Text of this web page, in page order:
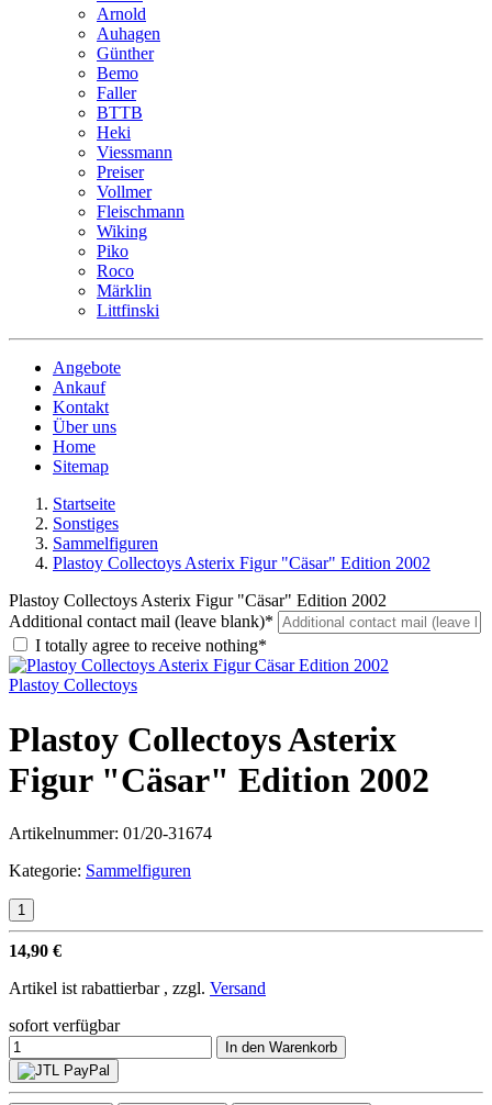
Arnold
Auhagen
Günther
Bemo
Faller
BTTB
Heki
Viessmann
Preiser
Vollmer
Fleischmann
Wiking
Piko
Roco
Märklin
Littfinski
Angebote
Ankauf
Kontakt
Über uns
Home
Sitemap
Startseite
Sonstiges
Sammelfiguren
Plastoy Collectoys Asterix Figur "Cäsar" Edition 2002
Plastoy Collectoys Asterix Figur "Cäsar" Edition 2002
Additional contact mail (leave blank)*
I totally agree to receive nothing*
Plastoy Collectoys
Plastoy Collectoys Asterix
Figur "Cäsar" Edition 2002
Artikelnummer: 01/20-31674
Kategorie: Sammelfiguren
14,90 €
Artikel ist rabattierbar , zzgl. Versand
sofort verfügbar
In den Warenkorb